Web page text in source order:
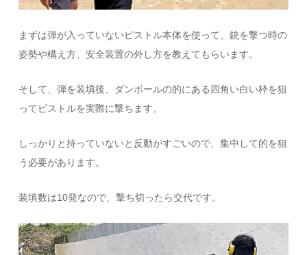
まずは弾が入っていないピストル本体を使って、銃を撃つ時の
姿勢や構え方、安全装置の外し方を教えてもらいます。
そして、弾を装填後、ダンボールの的にある四角い白い枠を狙
ってピストルを実際に撃ちます。
しっかりと持っていないと反動がすごいので、集中して的を狙
う必要があります。
装填数は10発なので、撃ち切ったら交代です。